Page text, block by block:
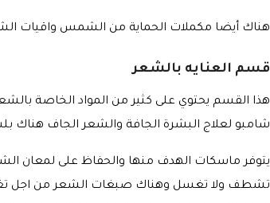
هناك أيضا مكملات الحماية من الشمس واقيات
قسم العنايه بالشعر
هذا القسم يحتوي على كثير من المواد الخاصة
شامبو لعلاج البشرة الجافة والشعر الجاف هناك
يتوفر ماسكات الهدف منها والحفاظ على لمعان
تشطف ولا تغسل وهناك صبغات الشعر من اجل